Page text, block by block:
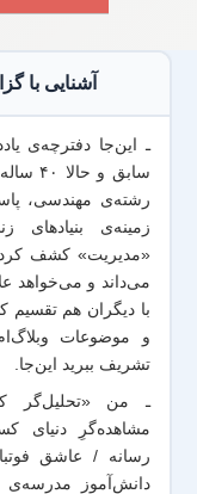
آشنایی با
ـ این‌جا دفترچه‌ی
سابق و
رشته‌ی مهندسی،
زمینه‌ی بنیادهای
«مدیریت» کشف
می‌داند و می‌خواهد
بادیگران همتقسیم
و موضوعات
تشریف ببرید این‌جا.
ـ من «تحلیل‌گر
مشاهده‌گرِ دنیای
رسانه / عاشق
دانش‌آموز مدرسه‌ی